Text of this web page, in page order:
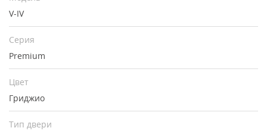
V-IV
Серия
Premium
Цвет
Гриджио
Тип двери